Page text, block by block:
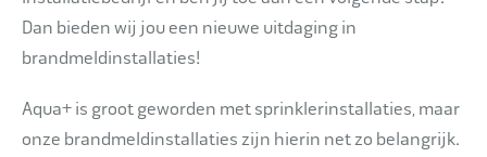
Dan bieden wij jou een nieuwe uitdaging in
brandmeldinstallaties!
Aqua+ is groot geworden met sprinklerinstallaties, maar
onze brandmeldinstallaties zijn hierin net zo belangrijk.